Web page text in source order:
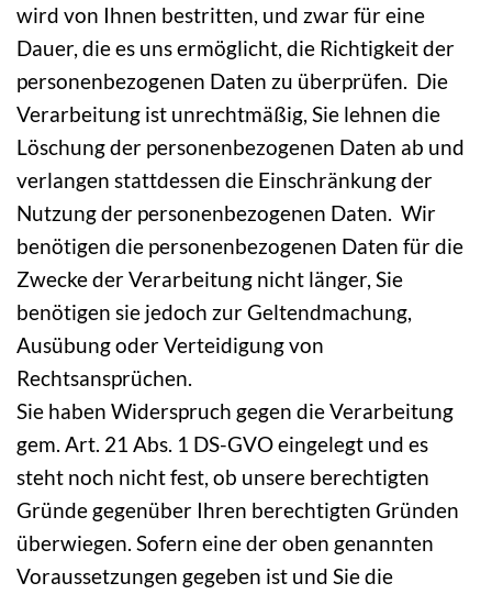
wird von Ihnen bestritten, und zwar für eine
Dauer, die es uns ermöglicht, die Richtigkeit der
personenbezogenen Daten zu überprüfen. Die
Verarbeitung ist unrechtmäßig, Sie lehnen die
Löschung der personenbezogenen Daten ab und
verlangen stattdessen die Einschränkung der
Nutzung der personenbezogenen Daten. Wir
benötigen die personenbezogenen Daten für die
Zwecke der Verarbeitung nicht länger, Sie
benötigen sie jedoch zur Geltendmachung,
Ausübung oder Verteidigung von
Rechtsansprüchen.
Sie haben Widerspruch gegen die Verarbeitung
gem. Art. 21 Abs. 1 DS-GVO eingelegt und es
steht noch nicht fest, ob unsere berechtigten
Gründe gegenüber Ihren berechtigten Gründen
überwiegen. Sofern eine der oben genannten
Voraussetzungen gegeben ist und Sie die